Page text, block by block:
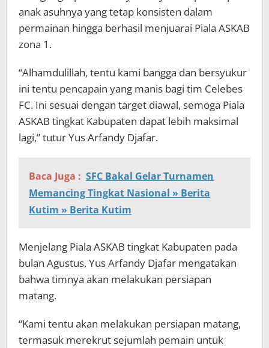
anak asuhnya yang tetap konsisten dalam
permainan hingga berhasil menjuarai Piala ASKAB
zona 1.
“Alhamdulillah, tentu kami bangga dan bersyukur
ini tentu pencapain yang manis bagi tim Celebes
FC. Ini sesuai dengan target diawal, semoga Piala
ASKAB tingkat Kabupaten dapat lebih maksimal
lagi,” tutur Yus Arfandy Djafar.
Baca Juga : SFC Bakal Gelar Turnamen
Memancing Tingkat Nasional » Berita
Kutim » Berita Kutim
Menjelang Piala ASKAB tingkat Kabupaten pada
bulan Agustus, Yus Arfandy Djafar mengatakan
bahwa timnya akan melakukan persiapan
matang.
“Kami tentu akan melakukan persiapan matang,
termasuk merekrut sejumlah pemain untuk